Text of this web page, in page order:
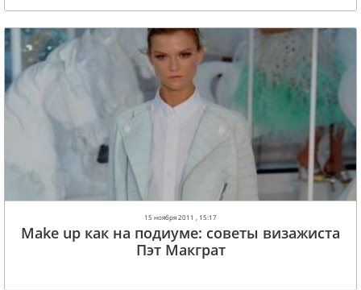
15 ноября 2011 , 15:17
Make up как на подиуме: советы визажиста
Пэт Макграт